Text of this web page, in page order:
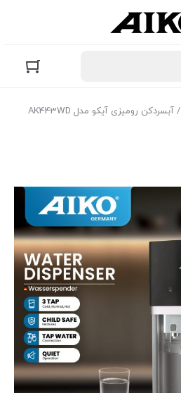
/ آبسردکن رومیزی آیکو مدل AK443WD